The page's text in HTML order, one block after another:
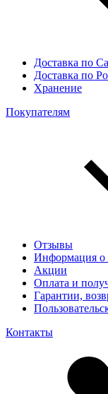
Доставка по
Доставка по
Хранение
Покупателям
Отзывы
Информация о
Акции
Оплата и
Гарантии,
Контакты